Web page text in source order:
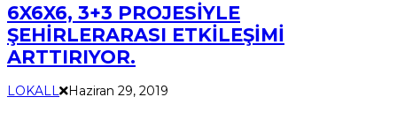
6X6X6, 3+3 PROJESİYLE
ŞEHİRLERARASI ETKİLEŞİMİ
ARTTIRIYOR.
LOKALL Haziran 29, 2019